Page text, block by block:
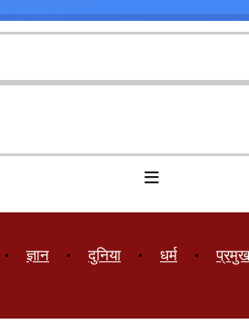
ज्ञान दुनिया धर्म